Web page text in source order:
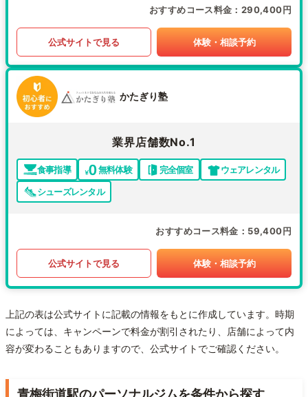
おすすめコース料金 290,400円
公式サイトで見る 体験・相談予約
かたぎり塾
業界店舗数No.1
食事指導 無料体験 完全個室
ウェアレンタル
シューズレンタル
おすすめコース料金 59,400円
公式サイトで見る 体験・相談予約
上記の表は公式サイトに記載の情報をもとに作成しています。時期
によっては、キャンペーンで料金が割引されたり、店舗によって内
容が変わることもありますので、公式サイトでご確認ください。